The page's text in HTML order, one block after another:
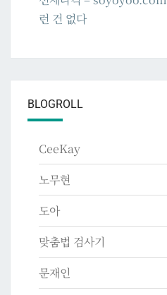
런 건 없다
BLOGROLL
CeeKay
노무현
도아
맞춤법 검사기
문재인